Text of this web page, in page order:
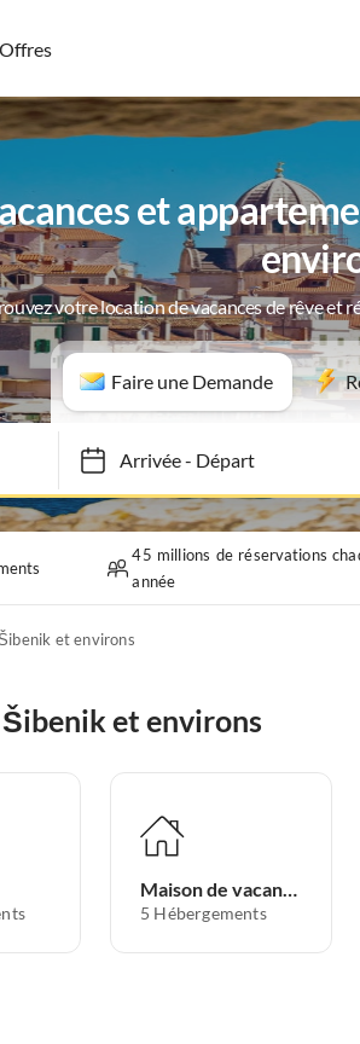
Offres
et
votre location de vacances de rêve et
Faire une Demande
Arrivée-Départ
45 millions de réservations
année
et environs
et environs
Maison de vacances
5 Hébergements